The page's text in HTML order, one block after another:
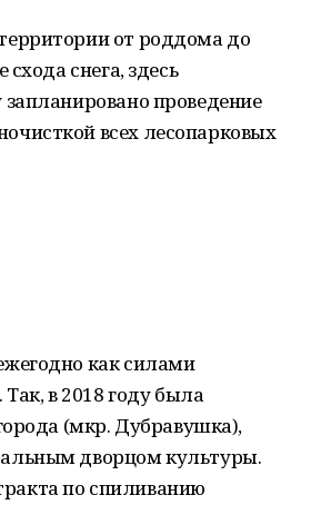
от роддома до
снега, здесь
проведение
всех лесопарковых
как силами
в 2018 году была
(мкр. Дубравушка),
дворцом культуры.
по спиливанию